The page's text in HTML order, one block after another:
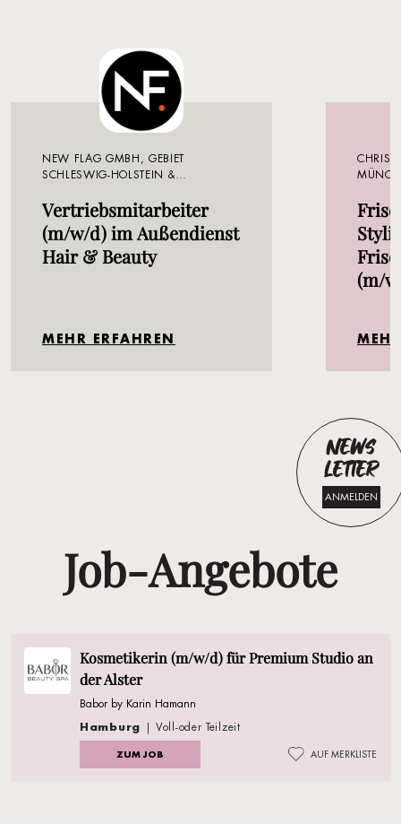
NEW FLAG GMBH, GEBIET
SCHLESWIG-HOLSTEIN &
Vertriebsmitarbeiter
(m/w/d) im Außendienst
Hair & Beauty
MEHR ERFAHREN
(m/
NEWS
LETTER
ANMELDEN
Job-Angebote
Kosmetikerin (m/w/d) für Premium Studio an
der Alster
Babor by Karin Hamann
Hamburg | Voll-oder Teilzeit
ZUM JOB AUF MERKLISTE